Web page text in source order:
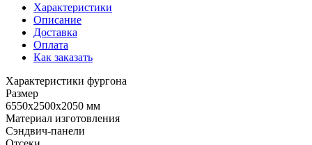
Характеристики
Описание
Доставка
Оплата
Как заказать
Характеристики фургона
Размер
6550х2500х2050 мм
Материал изготовления
Сэндвич-панели